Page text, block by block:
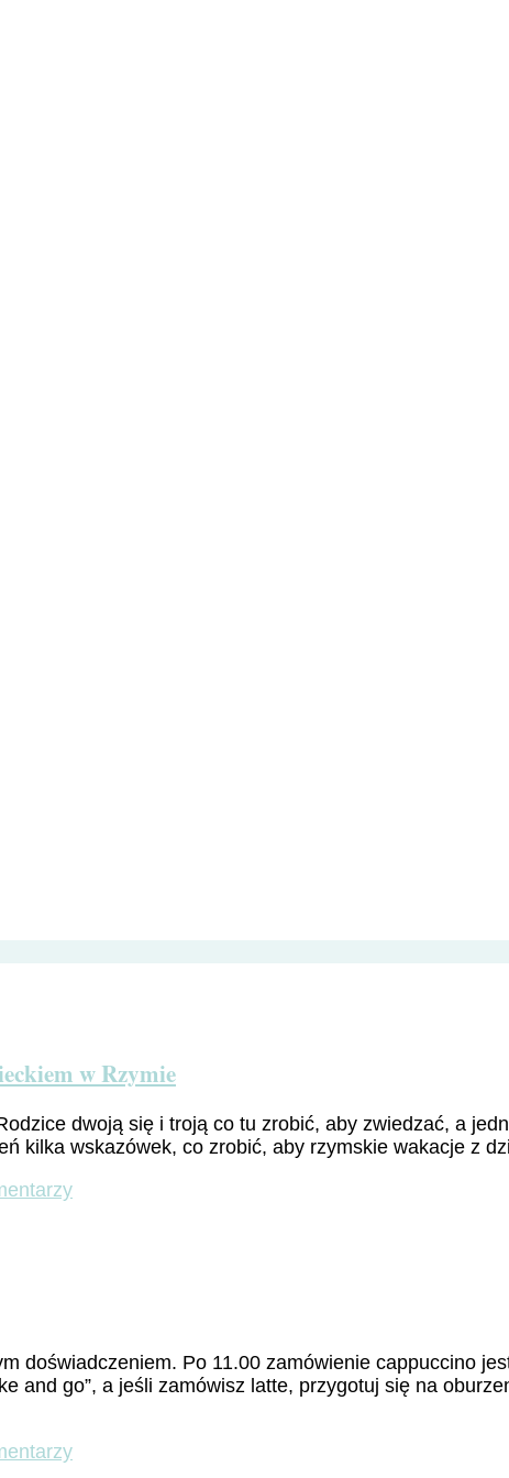
w Rzymie
dwoją się i troją co tu zrobić, aby zwiedzać, a
kilka wskazówek, co zrobić, aby rzymskie wakacje z
do
zwariować
z
dzieckiem
Rzymie
doświadczeniem. Po 11.00 zamówienie cappuccino
and go”, a jeśli zamówisz latte, przygotuj się na
do